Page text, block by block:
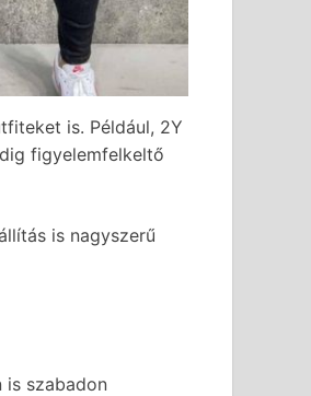
is. Például, 2Y
figyelemfelkeltő
is nagyszerű
is szabadon